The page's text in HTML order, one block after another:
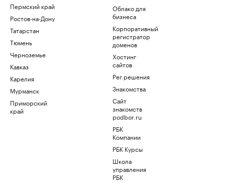
Пермский край
Ростов-на-Дону
Татарстан
Тюмень
Черноземье
Кавказ
Карелия
Мурманск
Приморский
край
Облако для
бизнеса
Корпоративный
регистратор
доменов
Хостинг
сайтов
Рег.решения
Знакомства
Сайт
знакомств
podbor.ru
РБК
Компании
РБК Курсы
Школа
управления
РБК